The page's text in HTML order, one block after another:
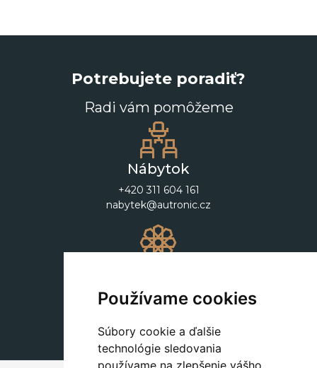
Používame cookies
Súbory cookie a ďalšie
technológie sledovania
používame na zlepšenie vášho
Potrebujete poradiť?
Radi vám pomôžeme
Nábytok
+420 311 604 161
nabytek@autronic.cz
+420 311 604 182
dekorace@autronic.cz